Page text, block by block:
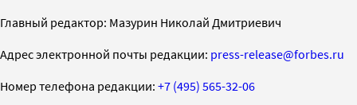
Главный редактор: Мазурин Николай Дмитриевич
Адрес электронной почты редакции: press-release@forbes.ru
Номер телефона редакции: +7 (495) 565-32-06